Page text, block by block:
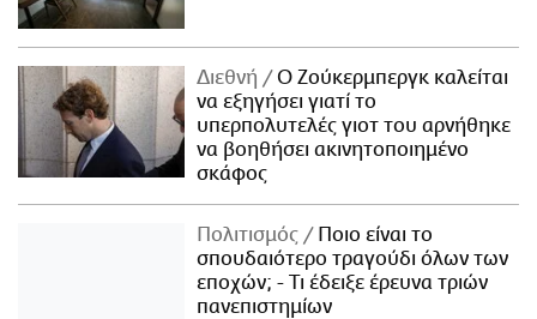
Διεθνή
Ο Ζούκερμπεργκ καλείται
να εξηγήσει γιατί το
υπερπολυτελές γιοτ του αρνήθηκε
να βοηθήσει ακινητοποιημένο
σκάφος
Πολιτισμός
Ποιο είναι το
σπουδαιότερο τραγούδι όλων των
εποχών; - Τι έδειξε έρευνα τριών
πανεπιστημίων